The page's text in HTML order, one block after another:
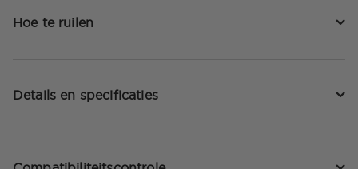
Hoe te ruilen
Details en specificaties